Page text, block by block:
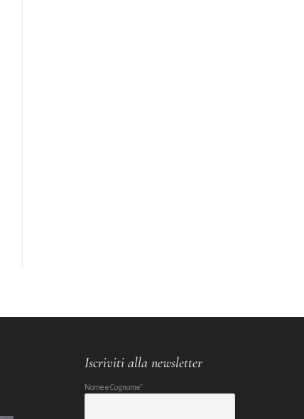
Iscriviti alla newsletter
Nome e Cognome*